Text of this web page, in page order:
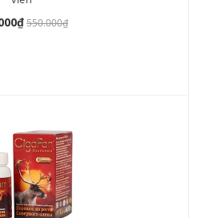
550.000₫